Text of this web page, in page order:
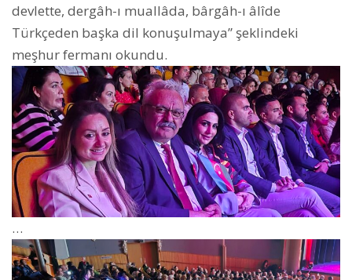
devlette, dergâh-ı muallâda, bârgâh-ı âlîde
Türkçeden başka dil konuşulmaya” şeklindeki
meşhur fermanı okundu.
…